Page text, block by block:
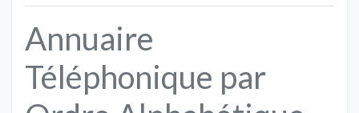
Annuaire
Téléphonique par